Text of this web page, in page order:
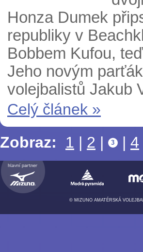
Honza Dumek
republiky v
Bobbem Kufou,
Jeho novým
volejbalistů Jakub
Celý článek »
Zobraz:
1 | 2 | 3 | 4
© MIZUNO AMATÉRSKÁ